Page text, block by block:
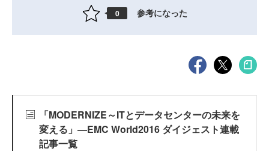
0 参考になった
「MODERNIZE～ITとデータセンターの未来を
変える」―EMC World2016 ダイジェスト連載
記事一覧